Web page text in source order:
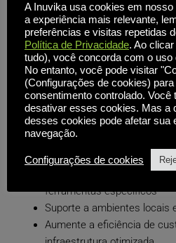
Ao implementar um ambiente de
a Droguería DelSud criou com
camadas, com base nas funções
uso. A solução foi validada pela
na nuvem, demonstrando valor
poderia evoluir com a estratégia
nuvem.
A decisão permitiu que eles o
Atribuir acesso baseado
ferramentas específicos
Suporte a ambientes locais
Aumente a eficiência de
A Inuvika usa cookies em
a experiência mais relevante,
preferências e visitas repetidas
Política de Privacidade. Ao
tudo), você concorda com o
No entanto, você pode visitar
(Configurações de cookies)
consentimento controlado. Você
desativar esses cookies. Mas a
desses cookies pode afetar sua
navegação.
Configurações de cookies